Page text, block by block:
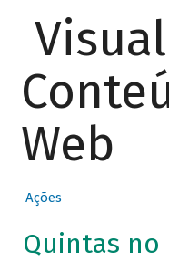
Web
Ações
Quintas no